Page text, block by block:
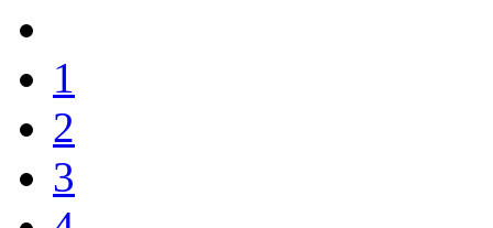
1
2
3